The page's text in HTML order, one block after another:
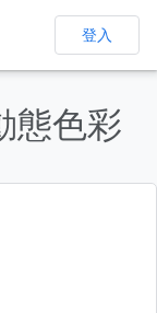
登入
態色彩